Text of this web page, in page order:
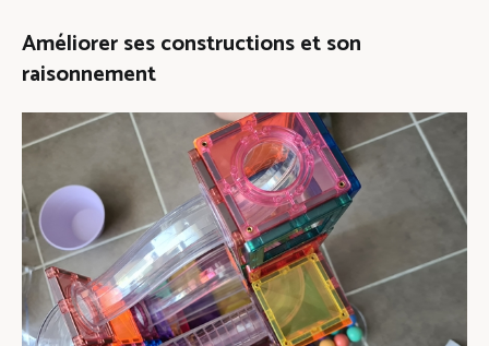
Améliorer ses constructions et son
raisonnement